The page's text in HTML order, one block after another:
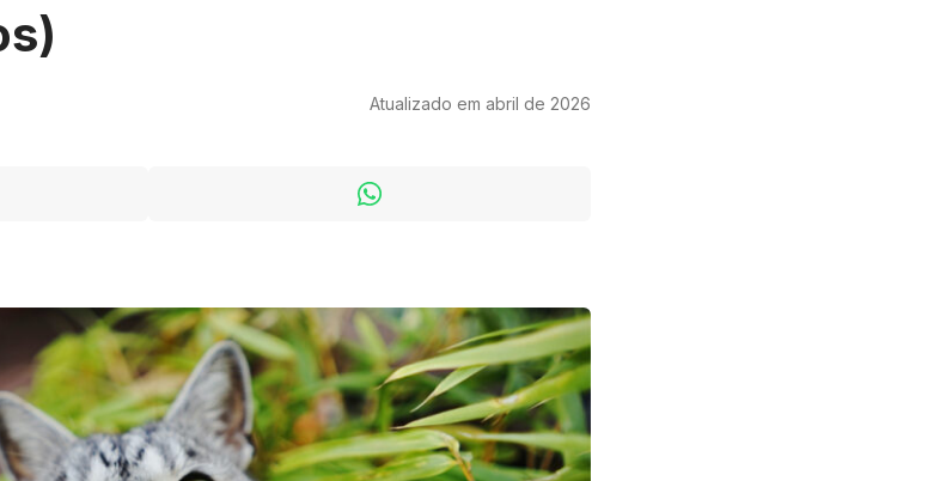
Atualizado em abril de 2026